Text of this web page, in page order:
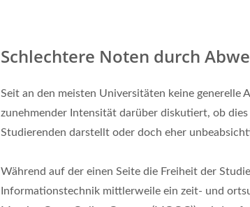
Schlechtere Noten durch
Seit an den meisten Universitäten keine
zunehmender Intensität darüber diskutiert, ob
Studierenden darstellt oder doch eher
Während auf der einen Seite die Freiheit der
Informationstechnik mittlerweile ein zeit- und